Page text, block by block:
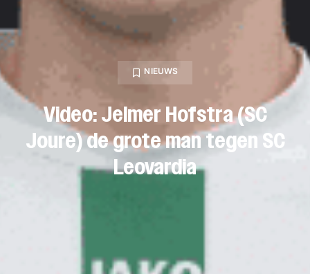
NIEUWS
Video: Jelmer Hofstra (SC
Joure) de grote man tegen SC
Leovardia